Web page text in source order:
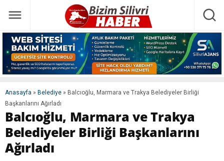
Anasayfa » Belediye » Balcıoğlu, Marmara ve Trakya Belediyeler Birliği
Başkanlarını Ağırladı
Balcıoğlu, Marmara ve Trakya
Belediyeler Birliği Başkanlarını
Ağırladı